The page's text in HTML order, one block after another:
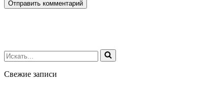
Искать...
Свежие записи